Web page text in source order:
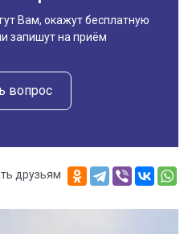
Вам, окажут бесплатную
запишут на приём
вопрос
друзьям